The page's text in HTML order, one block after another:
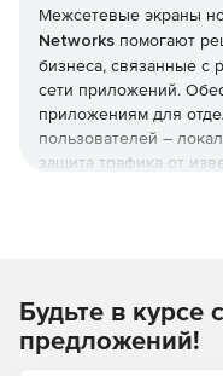
Межсетевые экраны
Networks помогают
бизнеса, связанные с
сети приложений.
приложениям для
пользователей –
защита трафика от
Технология App-ID
идентификацию
Будьте в
предложений!